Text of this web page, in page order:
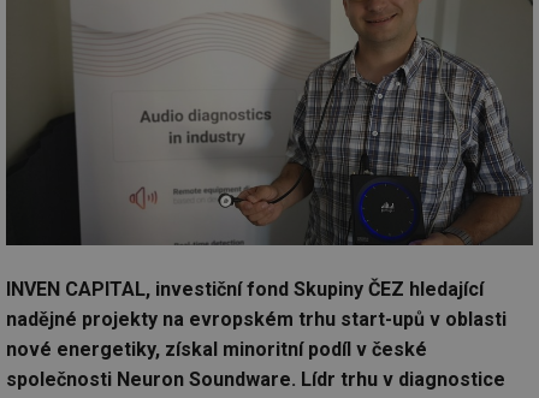
INVEN CAPITAL, investiční fond Skupiny ČEZ hledající
nadějné projekty na evropském trhu start-upů v oblasti
nové energetiky, získal minoritní podíl v české
společnosti Neuron Soundware. Lídr trhu v diagnostice